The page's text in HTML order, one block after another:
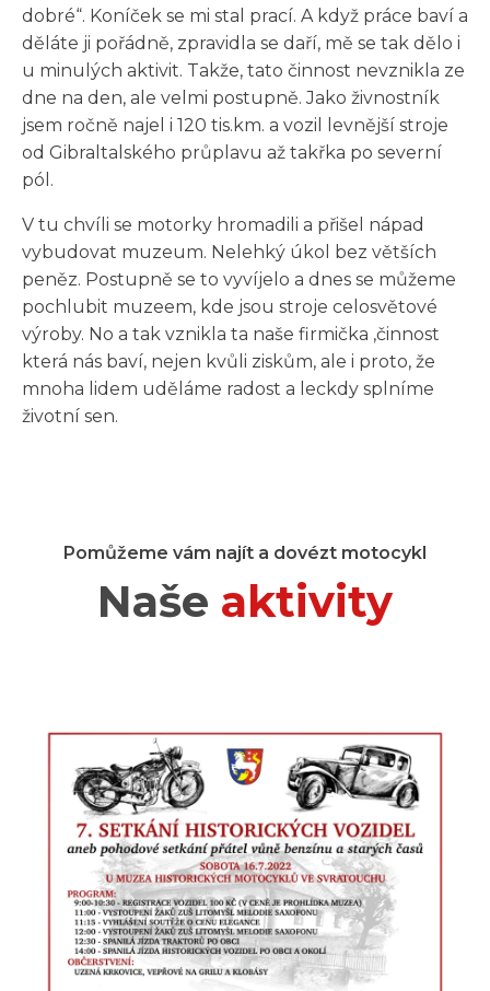
dobré“. Koníček se mi stal prací. A když práce baví a
děláte ji pořádně, zpravidla se daří, mě se tak dělo i
u minulých aktivit. Takže, tato činnost nevznikla ze
dne na den, ale velmi postupně. Jako živnostník
jsem ročně najel i 120 tis.km. a vozil levnější stroje
od Gibraltalského průplavu až takřka po severní
pól.
V tu chvíli se motorky hromadili a přišel nápad
vybudovat muzeum. Nelehký úkol bez větších
peněz. Postupně se to vyvíjelo a dnes se můžeme
pochlubit muzeem, kde jsou stroje celosvětové
výroby. No a tak vznikla ta naše firmička ,činnost
která nás baví, nejen kvůli ziskům, ale i proto, že
mnoha lidem uděláme radost a leckdy splníme
životní sen.
Pomůžeme vám najít a dovézt motocykl
Naše aktivity